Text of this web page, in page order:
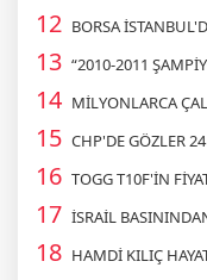
BORSA
“2010-2011
MİLYONLARCA
CHP'DE GÖZLER
TOGG T10F'İN
İSRAİL
HAMDİ KILIÇ